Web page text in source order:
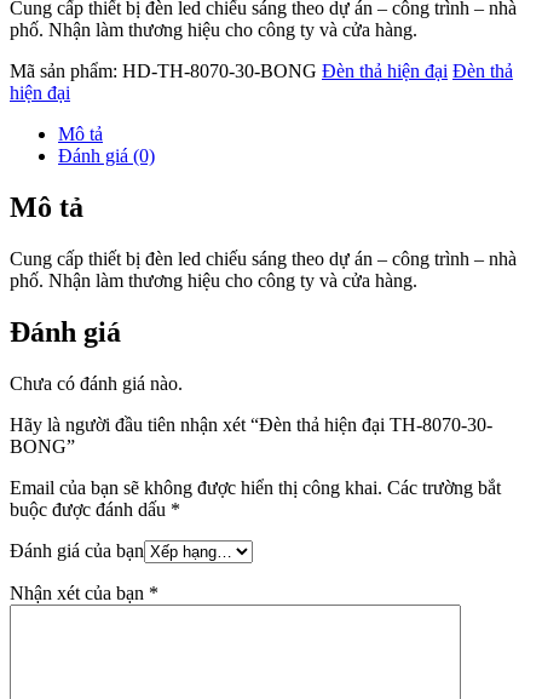
Cung cấp thiết bị đèn led chiếu sáng theo dự án – công trình – nhà
phố. Nhận làm thương hiệu cho công ty và cửa hàng.
Mã sản phẩm: HD-TH-8070-30-BONG Đèn thả hiện đại Đèn thả
hiện đại
Mô tả
Đánh giá (0)
Mô tả
Cung cấp thiết bị đèn led chiếu sáng theo dự án – công trình – nhà
phố. Nhận làm thương hiệu cho công ty và cửa hàng.
Đánh giá
Chưa có đánh giá nào.
Hãy là người đầu tiên nhận xét “Đèn thả hiện đại TH-8070-30-
BONG”
Email của bạn sẽ không được hiển thị công khai. Các trường bắt
buộc được đánh dấu *
Đánh giá của bạn
Nhận xét của bạn *